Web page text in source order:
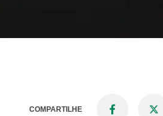
COMPARTILHE